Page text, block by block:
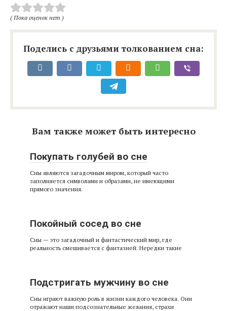
( Пока оценок нет )
Поделись с друзьями толкованием сна:
Вам также может быть интересно
Покупать голубей во сне
Сны являются загадочным миром, который часто
заполняется символами и образами, не имеющими
прямого значения.
Покойный сосед во сне
Сны — это загадочный и фантастический мир, где
реальность смешивается с фантазией. Нередки такие
Подстригать мужчину во сне
Сны играют важную роль в жизни каждого человека. Они
отражают наши подсознательные желания, страхи